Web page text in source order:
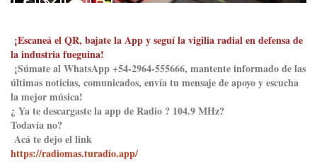
¡Escaneá el QR, bajate la App y seguí la vigilia radial en defensa de
la industria fueguina!
¡Súmate al WhatsApp +54-2964-555666, mantente informado de las
últimas noticias, comunicados, envía tu mensaje de apoyo y escucha
la mejor música!
¿ Ya te descargaste la app de Radio ? 104.9 MHz?
Todavía no?
Acá te dejo el link
https://radiomas.turadio.app/